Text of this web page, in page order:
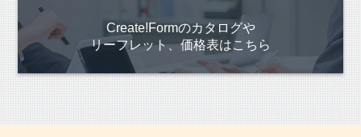
Create!Formのカタログや
リーフレット、価格表はこちら